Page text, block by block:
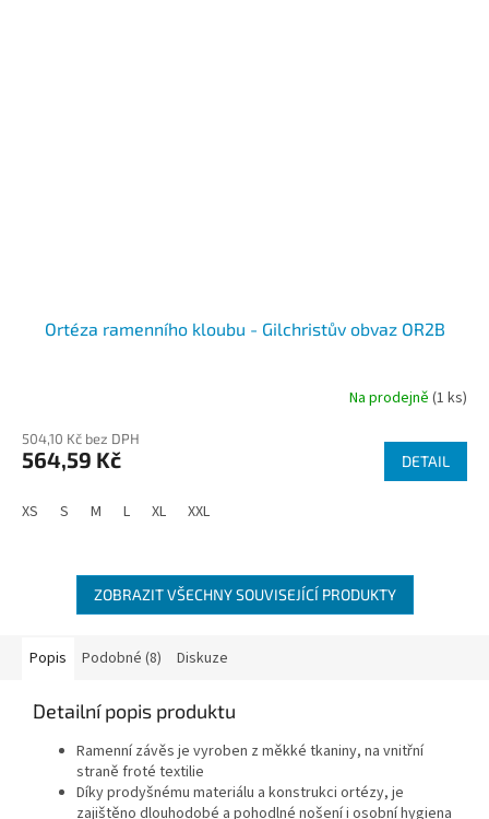
Ortéza ramenního kloubu - Gilchristův obvaz OR2B
produktu
je
z
Na prodejně(1 ks)
504,10 Kč bez DPH
564,59 Kč DETAIL
XS S M L XL XXL
ZOBRAZIT VŠECHNY SOUVISEJÍCÍ PRODUKTY
Popis Podobné (8) Diskuze
Detailní popis produktu
Ramenní závěs je vyroben z měkké tkaniny, na vnitřní
straně froté textilie
Díky prodyšnému materiálu a konstrukci ortézy, je
zajištěno dlouhodobé a pohodlné nošení i osobní hygiena